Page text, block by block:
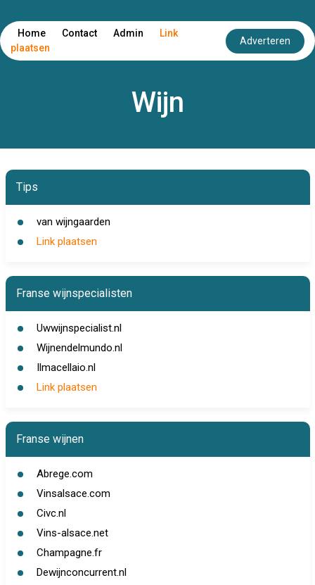
Home Contact Admin
Link
plaatsen
Adverteren
Wijn
Tips
van wijngaarden
Link plaatsen
Franse wijnspecialisten
Uwwijnspecialist.nl
Wijnendelmundo.nl
Ilmacellaio.nl
Link plaatsen
Franse wijnen
Abrege.com
Vinsalsace.com
Civc.nl
Vins-alsace.net
Champagne.fr
Dewijnconcurrent.nl